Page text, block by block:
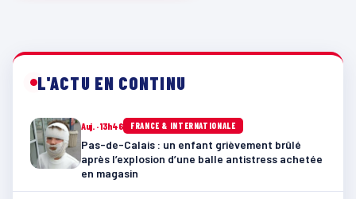
L'ACTU EN CONTINU
Auj. · 13h46 FRANCE & INTERNATIONALE
Pas-de-Calais : un enfant grièvement brûlé
après l’explosion d’une balle antistress achetée
en magasin